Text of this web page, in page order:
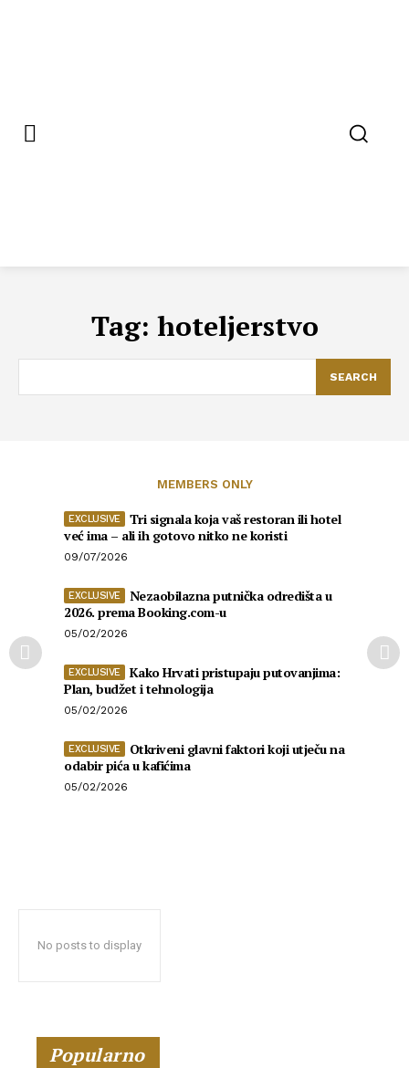
Tag: hoteljerstvo
SEARCH
MEMBERS ONLY
Tri signala koja vaš restoran ili hotel
već ima – ali ih gotovo nitko ne koristi
09/07/2026
Nezaobilazna putnička odredišta u
2026. prema Booking.com-u
05/02/2026
Kako Hrvati pristupaju putovanjima:
Plan, budžet i tehnologija
05/02/2026
Otkriveni glavni faktori koji utječu na
odabir pića u kafićima
05/02/2026
No posts to display
Popularno